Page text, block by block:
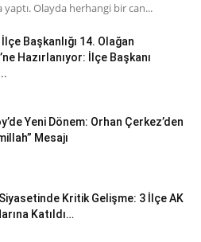
yaptı. Olayda herhangi bir can...
Başkanlığı 14. Olağan
Hazırlanıyor: İlçe Başkanı
Yeni Dönem: Orhan Çerkez’den
Mesajı
Kritik Gelişme: 3 İlçe AK
Katıldı…